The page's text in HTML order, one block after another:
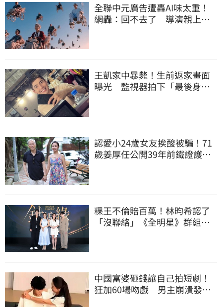
全聯中元廣告遭轟AI味太重！
網轟：回不去了 導演親上火
王凱家中暴斃！生前返家畫面
曝光 監視器拍下「最後身
認愛小24歲女友挨酸被騙！71
歲姜厚任公開39年前鐵證護
粿王不倫賠百萬！林昀希認了
「沒聯絡」《全明星》群組現
中國富婆砸錢讓自己拍短劇！
狂加60場吻戲 男主崩潰發